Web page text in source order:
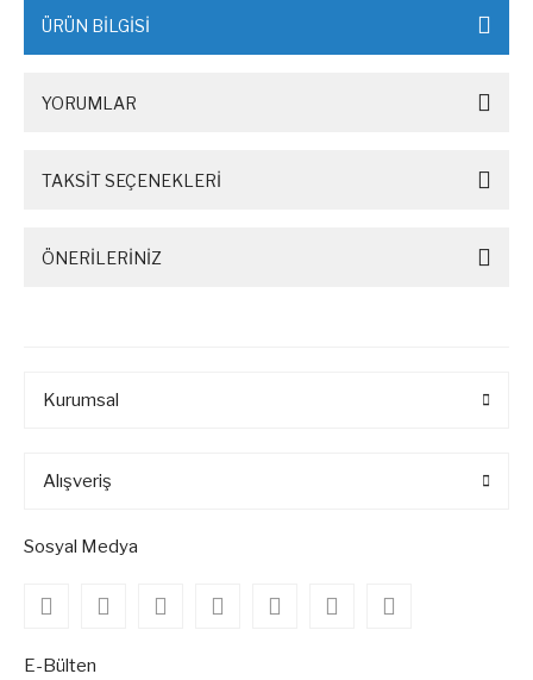
ÜRÜN BİLGİSİ
YORUMLAR
TAKSİT SEÇENEKLERİ
ÖNERİLERİNİZ
Kurumsal
Alışveriş
Sosyal Medya
E-Bülten